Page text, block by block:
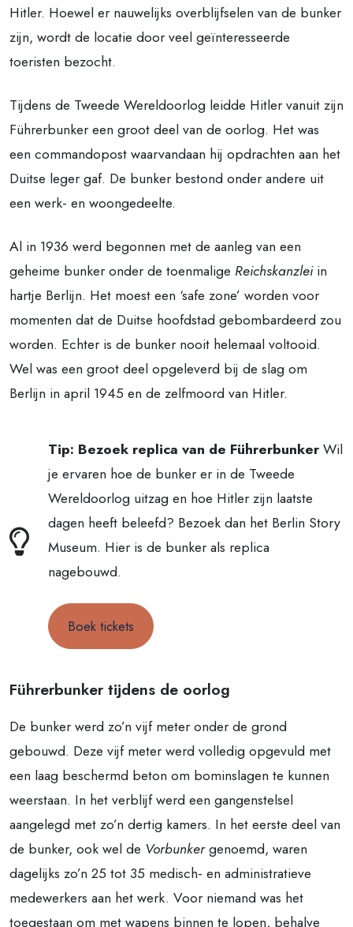
Hitler. Hoewel er nauwelijks overblijfselen van de bunker
zijn, wordt de locatie door veel geïnteresseerde
toeristen bezocht.
Tijdens de Tweede Wereldoorlog leidde Hitler vanuit zijn
Führerbunker een groot deel van de oorlog. Het was
een commandopost waarvandaan hij opdrachten aan het
Duitse leger gaf. De bunker bestond onder andere uit
een werk- en woongedeelte.
Al in 1936 werd begonnen met de aanleg van een
geheime bunker onder de toenmalige Reichskanzleiin
hartje Berlijn. Het moest een ‘safe zone’ worden voor
momenten dat de Duitse hoofdstad gebombardeerd zou
worden. Echter is de bunker nooit helemaal voltooid.
Wel was een groot deel opgeleverd bij de slag om
Berlijn in april 1945 en de zelfmoord van Hitler.
Tip: Bezoek replica van de FührerbunkerWil
je ervaren hoe de bunker er in de Tweede
Wereldoorlog uitzag en hoe Hitler zijn laatste
dagen heeft beleefd? Bezoek dan het Berlin Story
Museum. Hier is de bunker als replica
nagebouwd.
Boek tickets
Führerbunker tijdens de oorlog
De bunker werd zo’n vijf meter onder de grond
gebouwd. Deze vijf meter werd volledig opgevuld met
een laag beschermd beton om bominslagen te kunnen
weerstaan. In het verblijf werd een gangenstelsel
aangelegd met zo’n dertig kamers. In het eerste deel van
de bunker, ook wel de Vorbunkergenoemd, waren
dagelijks zo’n 25 tot 35 medisch- en administratieve
medewerkers aan het werk. Voor niemand was het
toegestaan om met wapens binnen te lopen, behalve